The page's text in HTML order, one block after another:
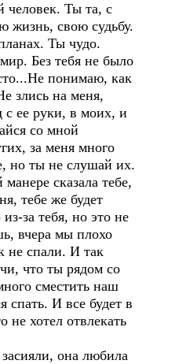
человек. Ты та, с
жизнь, свою судьбу.
Ты чудо.
Без тебя не было
понимаю, как
злись на меня,
с ее руки, в моих, и
со мной
за меня много
но ты не слушай их.
сказала тебе,
тебе же будет
за тебя, но это не
вчера мы плохо
не спали. И так
что ты рядом со
сместить наш
спать. И все будет в
не хотел отвлекать
она любила